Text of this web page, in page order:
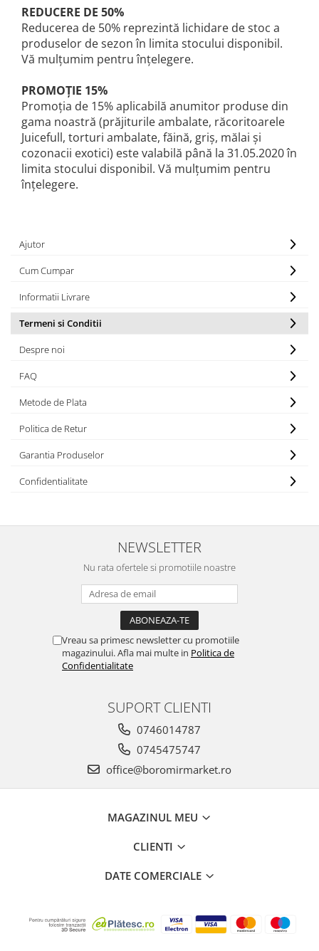
Snack-uri sărate
Covrigi cu ulei de masline
Covrigi de Buzau
Crochete
Produse de gătit
Faina
Arpacas si pesmet
Malai
Patiserie congelata
Baton Cookie congelat
Cheesecake congelat
Horeca
Faina Profesionala
Fursecuri vrac
Congelate brutarie
Cozonac Wine Collection
Vinuri Casa Isarescu
Dulciurile Feleacul
Halva
REDUCERE DE 50%
Reducerea de 50% reprezintă lichidare de stoc a
produselor de sezon în limita stocului disponibil.
Vă mulțumim pentru înțelegere.
PROMOȚIE 15%
Promoția de 15% aplicabilă anumitor produse din
gama noastră (prăjiturile ambalate, răcoritoarele
Juicefull, torturi ambalate, făină, griș, mălai și
cozonacii exotici) este valabilă până la 31.05.2020 în
limita stocului disponibil. Vă mulțumim pentru
înțelegere.
Ajutor
Cum Cumpar
Informatii Livrare
Termeni si Conditii
Despre noi
FAQ
Metode de Plata
Politica de Retur
Garantia Produselor
Confidentialitate
NEWSLETTER
Nu rata ofertele si promotiile noastre
Vreau sa primesc newsletter cu promotiile
magazinului. Afla mai multe in Politica de
Confidentialitate
SUPORT CLIENTI
0746014787
0745475747
office@boromirmarket.ro
MAGAZINUL MEU
CLIENTI
DATE COMERCIALE